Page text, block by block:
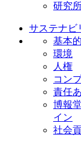
研究
サステナビ
基本
環境
人権
コン
責任
博報
イン
社会